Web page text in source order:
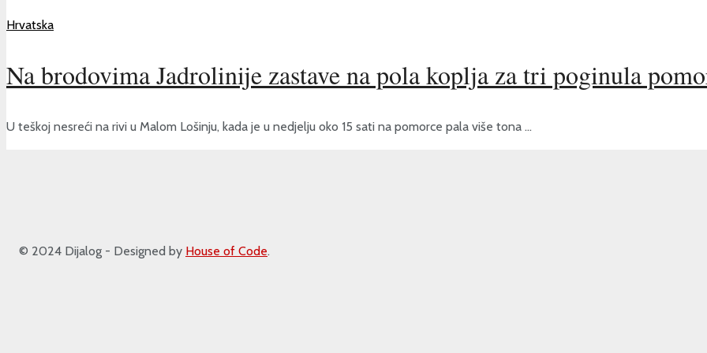
Hrvatska
Na brodovima Jadrolinije zastave na pola koplja za tri poginula
U teškoj nesreći na rivi u Malom Lošinju, kada je u nedjelju oko 15 sati na pomorce pala više tona ...
© 2024 Dijalog - Designed by House of Code.